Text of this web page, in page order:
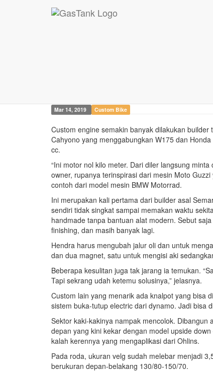
W175 Boxer Engine ...
W175 Boxer
Mar 14, 2019 Custom Bike
Custom engine semakin banyak dilakukan
Cahyono yang menggabungkan W175 dan
cc.
“Ini motor nol kilo meter. Dari diler langsung
owner, rupanya terinspirasi dari mesin Moto
contoh dari model mesin BMW Motorrad.
Ini merupakan kali pertama dari builder asal
sendiri tidak singkat sampai memakan waktu
handmade tanpa bantuan alat modern. Sebut
finishing, dan masih banyak lagi.
Hendra harus mengubah jalur oli dan untuk
dan dua magnet, satu untuk mengisi aki
Beberapa kesulitan juga tak jarang ia temukan.
Tapi sekrang udah ketemu solusinya,” jelasnya.
Custom lain yang menarik ada knalpot yang bisa
sistem buka-tutup electric dari dynamo. Jadi bisa
Sektor kaki-kakinya nampak mencolok.
depan yang kini kekar dengan model upside
kalah kerennya yang mengaplikasi dari Ohlins.
Pada roda, ukuran velg sudah melebar menjadi
berukuran depan-belakang 130/80-150/70.